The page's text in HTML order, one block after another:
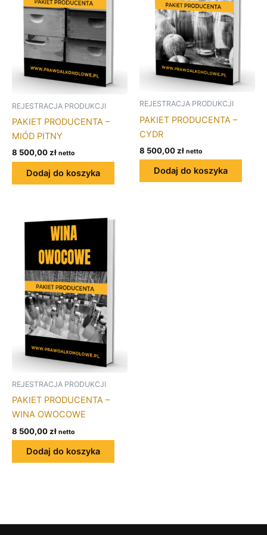
REJESTRACJA PRODUKCJI
PAKIET PRODUCENTA –
MIÓD PITNY
8 500,00zł netto
Dodaj do koszyka
REJESTRACJA PRODUKCJI
PAKIET PRODUCENTA –
CYDR
8 500,00zł netto
Dodaj do koszyka
REJESTRACJA PRODUKCJI
PAKIET PRODUCENTA –
WINA OWOCOWE
8 500,00zł netto
Dodaj do koszyka